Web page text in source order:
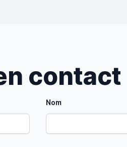
contact
Nom